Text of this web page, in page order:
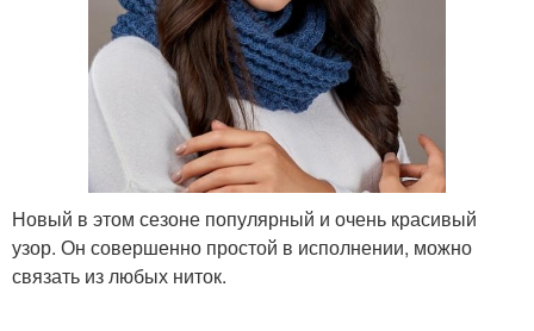
Новый в этом сезоне популярный и очень красивый
узор. Он совершенно простой в исполнении, можно
связать из любых ниток.